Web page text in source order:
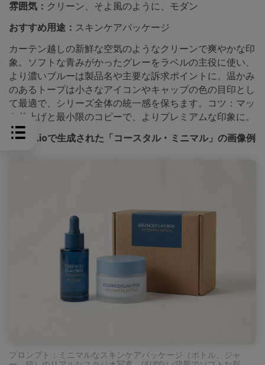
雰囲気： クリーン、そよ風のように、モダン
おすすめ用途： スキンケアパッケージ
カーテン越しの新鮮な空気のようなクリーンで爽やかな印
象。ソフトな青みがかったグレーをラベルの主役に使い、
より濃いブルーは製品名や主要な訴求ポイントに。温かみ
のあるトープは小さなアイコンやキャップの色の目印とし
て最適で、シリーズ全体の統一感を保ちます。コツ：マッ
ト仕上げと最小限のコピーで、よりプレミアムな印象に。
media.ioで生成された「コースタル・ミニマル」の画像例
プロンプト：ミニマルなスキンケアパッケージ（ボトル、ジャ